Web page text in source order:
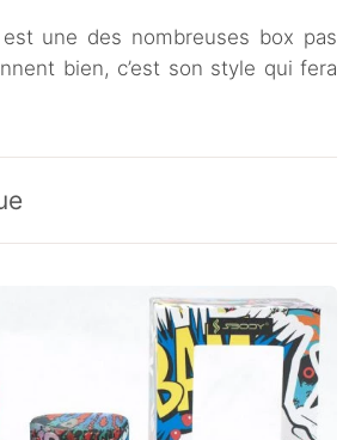
une des nombreuses box pas
bien, c’est son style qui fera